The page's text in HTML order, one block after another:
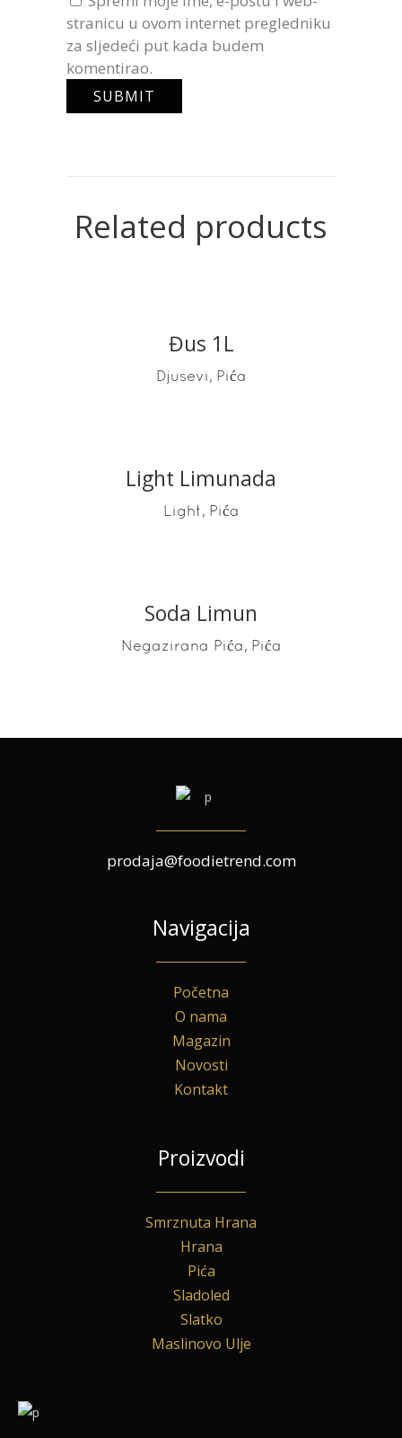
stranicu u ovom internet pregledniku
za sljedeći put kada budem
komentirao.
Related products
READ MORE
Đus 1L
Djusevi, Pića
READ MORE
Light Limunada
Light, Pića
READ MORE
Soda Limun
Negazirana Pića, Pića
prodaja@foodietrend.com
Navigacija
Početna
O nama
Magazin
Novosti
Kontakt
Proizvodi
Smrznuta Hrana
Hrana
Pića
Sladoled
Slatko
Maslinovo Ulje